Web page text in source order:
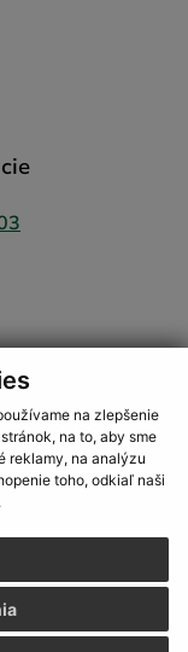
na zlepšenie
na to, aby sme
reklamy, na analýzu
toho, odkiaľ naši
s využitím RSS
stránok web portál
domény,
prevádzkovateľ